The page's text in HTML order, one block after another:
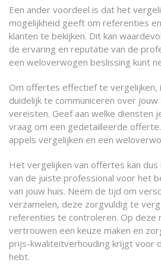
Een ander voordeel is dat het
mogelijkheid geeft om referenties
klanten te bekijken. Dit kan
de ervaring en reputatie van de
een weloverwogen beslissing kunt
Om offertes effectief te vergelijken,
duidelijk te communiceren over
vereisten. Geef aan welke diensten
vraag om een gedetailleerde
appels vergelijken en een
Het vergelijken van offertes kan dus
van de juiste professional voor het
van jouw huis. Neem de tijd om
verzamelen, deze zorgvuldig te
referenties te controleren. Op deze
vertrouwen een keuze maken en
prijs-kwaliteitverhouding krijgt voor
hebt.